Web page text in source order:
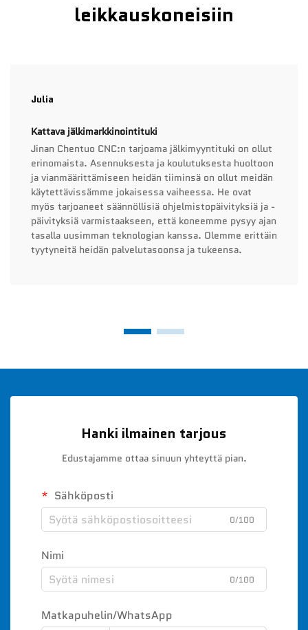
leikkauskoneisiin
Julia
Kattava jälkimarkkinointituki
Jinan Chentuo CNC:n tarjoama jälkimyyntituki on ollut
erinomaista. Asennuksesta ja koulutuksesta huoltoon
ja vianmäärittämiseen heidän tiiminsä on ollut meidän
käytettävissämme jokaisessa vaiheessa. He ovat
myös tarjoaneet säännöllisiä ohjelmistopäivityksiä ja -
päivityksiä varmistaakseen, että koneemme pysyy ajan
tasalla uusimman teknologian kanssa. Olemme erittäin
tyytyneitä heidän palvelutasoonsa ja tukeensa.
Hanki ilmainen tarjous
Edustajamme ottaa sinuun yhteyttä pian.
Sähköposti
0/100
Nimi
0/100
Matkapuhelin/WhatsApp